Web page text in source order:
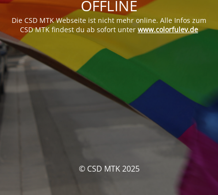
OFFLINE
Die CSD MTK Webseite ist nicht mehr online. Alle Infos zum
CSD MTK findest du ab sofort unter www.colorfulev.de
© CSD MTK 2025